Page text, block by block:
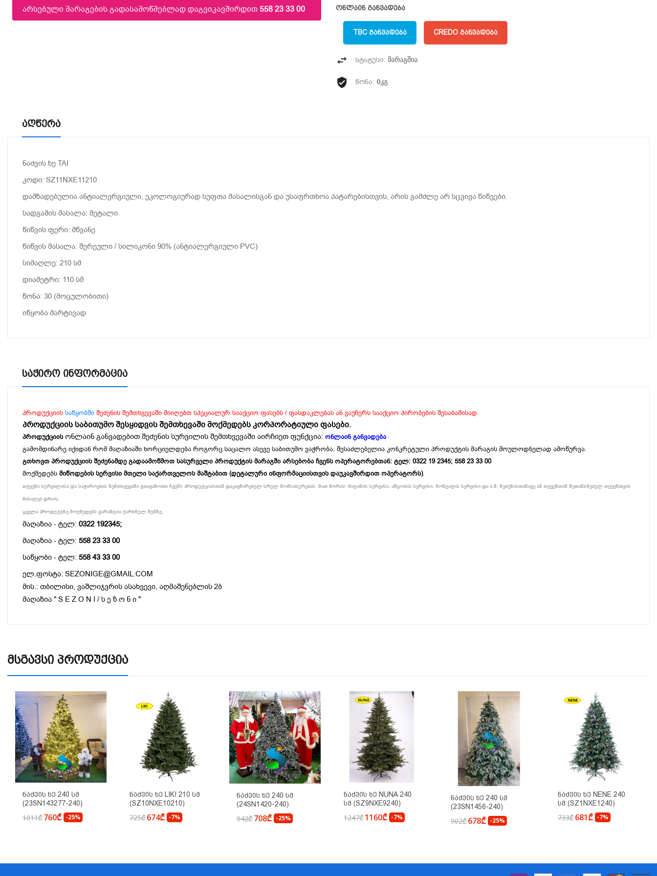
არსებული მარაგების გადასამოწმებლად დაგვიკავშირდით558 23 33 00 ონლაინ განვადება
TBC ᲒᲐᲜᲕᲐᲓᲔᲑᲐ CREDO ᲒᲐᲜᲕᲐᲓᲔᲑᲐ
სტატუსი: მარაგშია
წონა: 0კგ
Აღწერა
ნაძვის ხე TAI
კოდი: SZ11NXE11210
დამზადებულია ანტიალერგიული, ეკოლოგიურად სუფთა მასალისგან და უსაფრთხოა პატარებისთვის, არის გამძლე არ სცვივა წიწვები.
სადგამის მასალა: მეტალი
წიწვის ფერი: მწვანე
წიწვის მასალა: შერეული / სილიკონი 90% (ანტიალერგიული PVC)
სიმაღლე: 210 სმ
დიამეტრი: 110 სმ
წონა: 30 (მოცულობითი)
იწყობა მარტივად
Საჭირო Ინფორმაცია
პროდუქციის საწყობში შეძენის შემთხვევაში მიიღებთ სპეციალურ სააქციო ფასებს / ფასდაკლებას ან ვაუჩერს სააქციო პირობების შესაბამისად.
პროდუქციის საბითუმო შესყიდვის შემთხევაში მოქმედებს კორპორატიული ფასები.
პროდუქციის ონლაინ განვადებით შეძენის სურვილის შემთხვევაში აირჩიეთ ფუნქცია: ონლაინ განვადება
გამომდინარე იქიდან რომ მაღაზიაში ხორციელდება როგორც საცალო ასევე საბითუმო ვაჭრობა, შესაძლებელია კონკრეტული პროდუქტის მარაგის მოულოდნელად ამოწურვა.
გთხოვთ პროდუქციის შეძენამდე გადაამოწმოთ სასურველი პროდუქტის მარაგში არსებობა ჩვენს ოპერატორებთან: ტელ: 0322 19 2345; 558 23 33 00
მოქმედებს მიწოდების სერვისი მთელი საქართველოს მაშტაბით (დეტალური ინფორმაციისთვის დაუკავშირდით ოპერატორს).
თქვენი სურვილისა და საჭიროების შემთხვევაში გთავაზობთ ჩვენს პროდუქციასთან დაკავშირებულ სრულ მომსახურებას, მათ შორის: მიტანის სერვისი, აწყობის სერვისი, მონტაჟის სერვისი და ა.შ. შეძენისთანავე ან თქვენთან შეთანხმებულ თქვენთვის
მისაღებ დროს.
ყველა პროდუქტზე მოქმედებს გარანტია ქარხნულ წუნზე.
მაღაზია - ტელ: 0322 192345;
მაღაზია - ტელ: 558 23 33 00
საწყობი - ტელ: 558 43 33 00
ელ.ფოსტა: SEZONIGE@GMAIL.COM
მის.: თბილისი, ვაშლიჯვრის ასახვევი, აღმაშენებლის 2ბ
მაღაზია " S E Z O N I / ს ე ზ ო ნ ი "
Მსგავსი Პროდუქცია
Ნაძვის Ხე 240 Სმ
(23SN143277-240)
1011₾760₾ -25%
Ნაძვის Ხე LIKI 210 Სმ
(SZ10NXE10210)
725₾674₾ -7%
Ნაძვის Ხე 240 Სმ
(24SN1420-240)
942₾708₾ -25%
Ნაძვის Ხე NUNA 240
Სმ (SZ9NXE9240)
1247₾1160₾ -7%
Ნაძვის Ხე 240 Სმ
(23SN1456-240)
902₾678₾ -25%
Ნაძვის Ხე NENE 240
Სმ (SZ1NXE1240)
733₾681₾ -7%